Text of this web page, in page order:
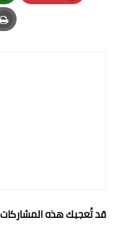
Pinterest
قد تُعجبك هذه المشاركات